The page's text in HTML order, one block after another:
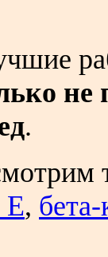
.
E,